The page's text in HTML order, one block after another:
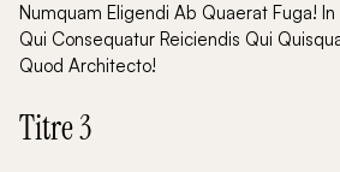
Numquam Eligendi Ab Quaerat Fuga!
Qui Consequatur Reiciendis Qui
Quod Architecto!
Titre 3